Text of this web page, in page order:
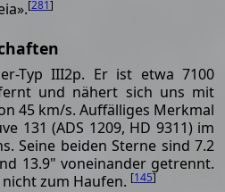
[281]
Typ III2p. Er ist etwa 7100
und nähert sich uns mit
45 km/s. Auffälliges Merkmal
131 (ADS 1209, HD 9311) im
Seine beiden Sterne sind 7.2
13.9" voneinander getrennt.
zum Haufen. [145]